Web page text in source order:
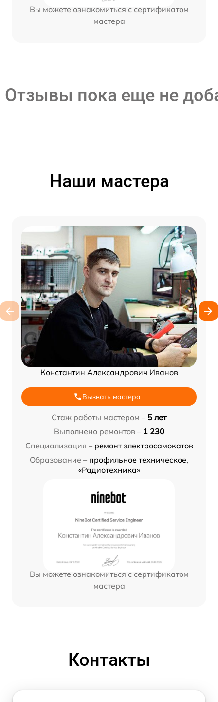
Вы можете ознакомиться с сертификатом
мастера
Отзывы пока еще не
Наши мастера
Константин Александрович Иванов
Вызвать мастера
Стаж работы мастером – 5 лет
Выполнено ремонтов – 1 230
Специализация – ремонт электросамокатов
Образование – профильное техническое,
«Радиотехника»
Вы можете ознакомиться с сертификатом
мастера
Контакты